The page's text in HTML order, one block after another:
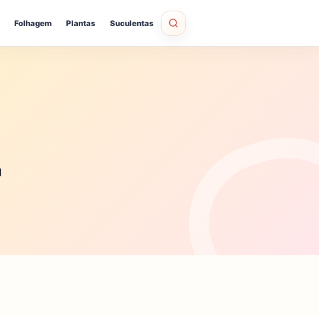
Folhagem Plantas Suculentas